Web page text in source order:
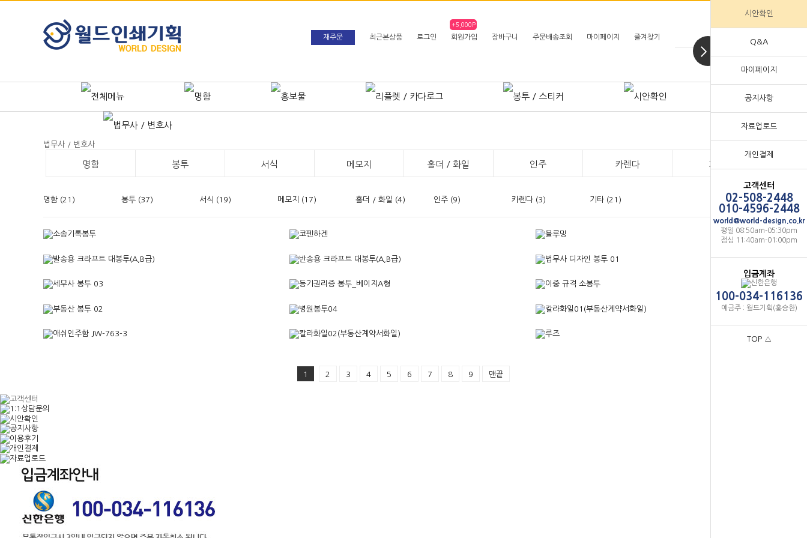
시안확인
Q&A
마이페이지
공지사항
자료업로드
개인결제
고객센터
02-508-2448
010-4596-2448
world@world-design.co.kr
평일 08:50am-05:30pm
점심 11:40am-01:00pm
입금계좌
100-034-116136
예금주 : 월드기획(홍승한)
TOP △
재주문 최근본상품 로그인 회원가입
+5,000P
장바구니 주문배송조회 마이페이지 즐겨찾기
전단지
현수막 메모지
인주/매물장
법무사 / 변호사
명함 봉투 서식 메모지 홀더 / 화일 인주 카렌다 기타
명함 (21) 봉투 (37) 서식 (19) 메모지 (17) 홀더 / 화일 (4) 인주 (9) 카렌다 (3) 기타 (21)
1 2 3 4 5 6 7 8 9 맨끝